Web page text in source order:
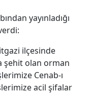
yayınladığı
ilçesinde
şehit olan orman
Cenab-ı
acil şifalar